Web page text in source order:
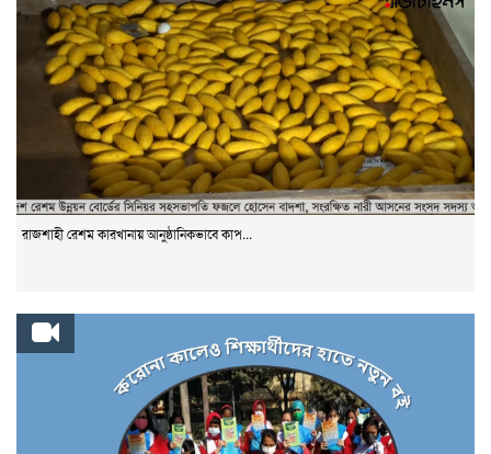
রাজশাহী রেশম কারখানায় আনুষ্ঠানিকভাবে কাপ...